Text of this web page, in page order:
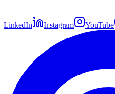
LinkedIn Instagram YouTube